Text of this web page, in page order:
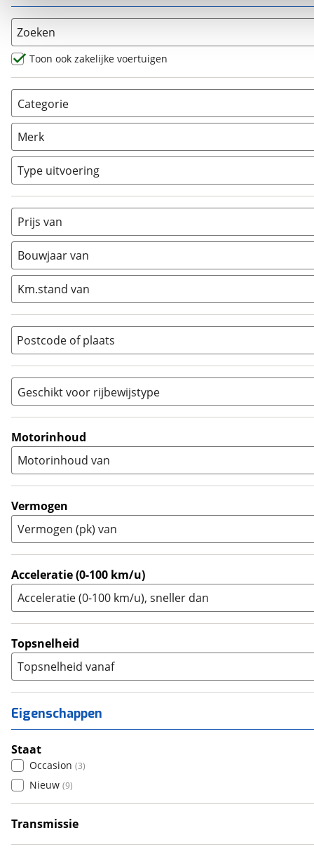
Zoeken
Toon ook zakelijke voertuigen
Categorie
AllRoad (0)
Chopper
Classic
Crosser (0)
Enduro
Minibike (0)
Motorscooter
Naked
Overig (2)
Racer ( 0)
Sport (0)
Sport Touring
Supermotard (0)
Supersport
Tourer (0)
Touring Enduro
Trike (0)
Zijspan 0)
Merk
Type uitvoering
Prijs van
Bouwjaar van
Km.stand van
Postcode of plaats
Geschikt voor rijbewijstype
A (0)
A1 (0)
(
Motorinhoud
Motorinhoud van
Vermogen
Vermogen (pk) van
Acceleratie (0-100 km/u)
Acceleratie (0-100 km/u), sneller dan
Topsnelheid
Topsnelheid vanaf
Eigenschappen
Staat
Occasion (3)
Nieuw (9)
Transmissie